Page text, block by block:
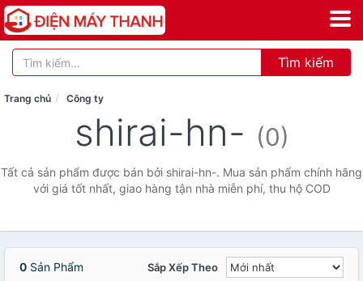
Tìm kiếm
Trang chủ Công ty
shirai-hn- (0)
Tất cả sản phẩm được bán bởi shirai-hn-. Mua sản phẩm chính hãng
với giá tốt nhất, giao hàng tận nhà miễn phí, thu hộ COD
0 Sản Phẩm Sắp Xếp Theo